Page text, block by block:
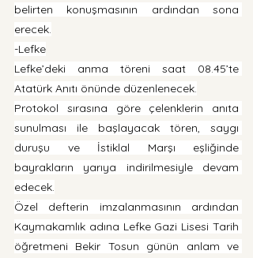
belirten konuşmasının ardından sona
erecek.
-Lefke
Lefke’deki anma töreni saat 08.45’te
Atatürk Anıtı önünde düzenlenecek.
Protokol sırasına göre çelenklerin anıta
sunulması ile başlayacak tören, saygı
duruşu ve İstiklal Marşı eşliğinde
bayrakların yarıya indirilmesiyle devam
edecek.
Özel defterin imzalanmasının ardından
Kaymakamlık adına Lefke Gazi Lisesi Tarih
öğretmeni Bekir Tosun günün anlam ve